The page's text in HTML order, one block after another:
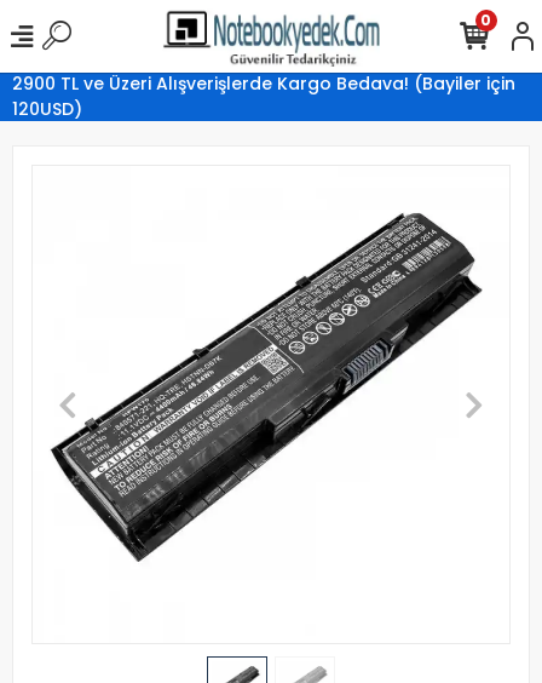
2900 TL ve Üzeri Alışverişlerde Kargo Bedava! (Bayiler için
120USD)
0